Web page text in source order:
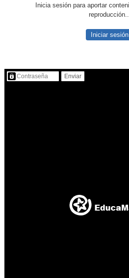
Inicia sesión para aportar
Iniciar sesión
Contenido protegido…